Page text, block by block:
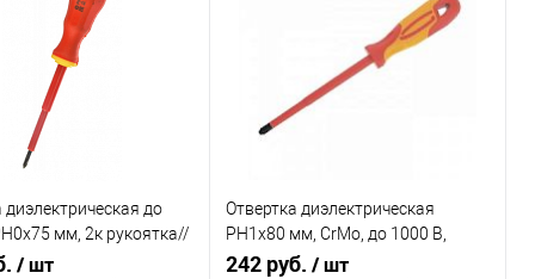
В избранное
диэлектрическая до
мм, 2к рукоятка//
/ шт
Отвертка диэлектрическая
PH1х80 мм, CrMo, до 1000 В,
двухкомпонентная рукоятка//
242 руб./ шт